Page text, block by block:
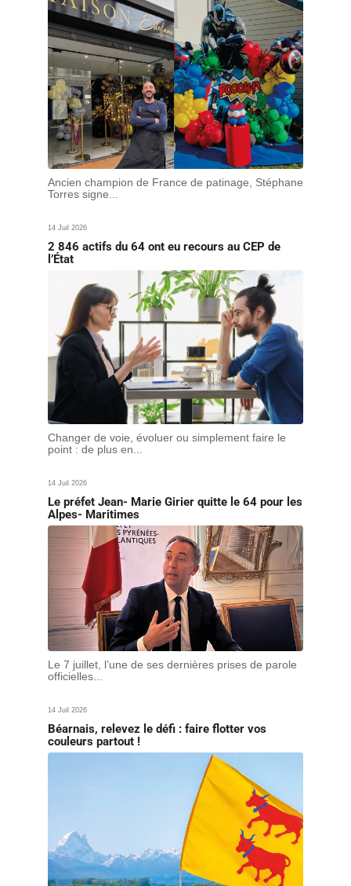
Ancien champion de France de patinage, Stéphane
Torres signe...
14 Juil 2026
2 846 actifs du 64 ont eu recours au CEP de
l’État
Changer de voie, évoluer ou simplement faire le
point : de plus en...
14 Juil 2026
Le préfet Jean- Marie Girier quitte le 64 pour les
Alpes- Maritimes
Le 7 juillet, l’une de ses dernières prises de parole
officielles...
14 Juil 2026
Béarnais, relevez le défi : faire flotter vos
couleurs partout !